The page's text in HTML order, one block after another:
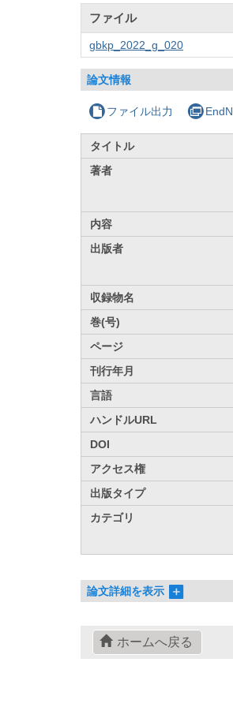
ファイル
gbkp_2022_g_020
論文情報
ファイル出力
タイトル
著者
内容
出版者
収録物名
巻(号)
ページ
刊行年月
言語
ハンドルURL
DOI
アクセス権
出版タイプ
カテゴリ
論文詳細を表示
ホームへ戻る